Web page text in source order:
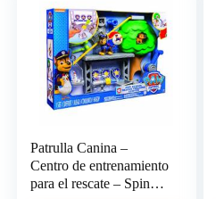
Patrulla Canina –
Centro de entrenamiento
para el rescate – Spin